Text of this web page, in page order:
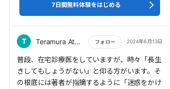
7日間無料体験をはじめる
T Teramura Atsumu フォロー 2024年6月13日
もっと読む
普段、在宅診療医をしていますが、時々「長生
きしてもしょうがない」と仰る方がいます。そ
の根底には著者が指摘するように「迷惑をかけ